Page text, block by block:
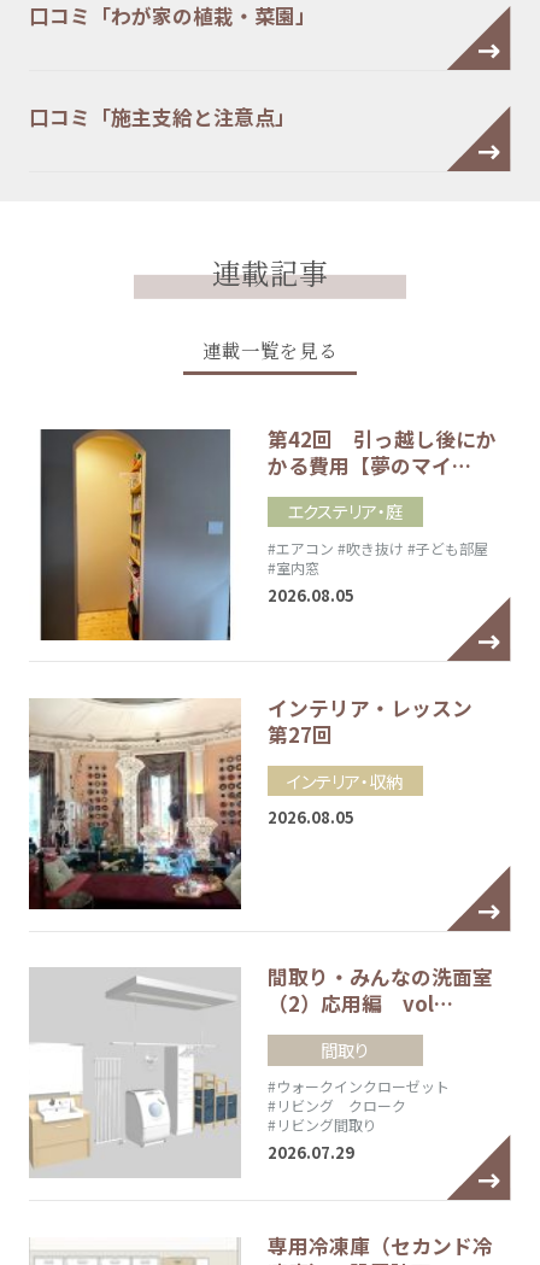
口コミ「わが家の植栽・菜園」
口コミ「施主支給と注意点」
連載記事
連載一覧を見る
第42回 引っ越し後にか
かる費用【夢のマイ…
エクステリア・庭
#エアコン #吹き抜け #子ども部屋
#室内窓
2026.08.05
インテリア・レッスン
第27回
インテリア・収納
2026.08.05
間取り・みんなの洗面室
（2）応用編 vol…
間取り
#ウォークインクローゼット
#リビング クローク
#リビング間取り
2026.07.29
専用冷凍庫（セカンド冷